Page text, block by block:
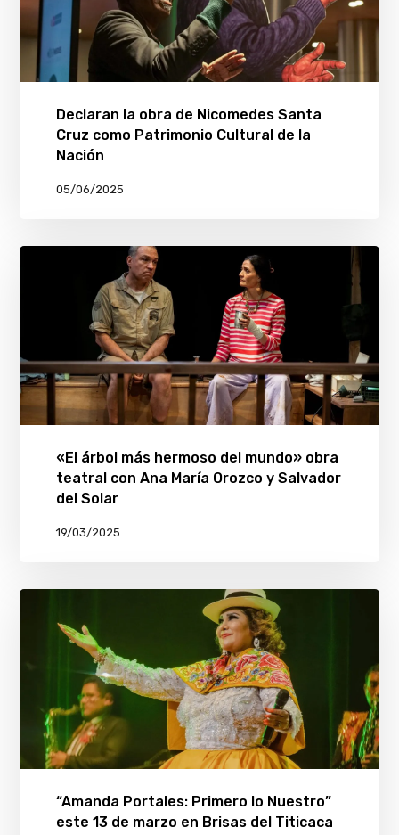
Declaran la obra de Nicomedes Santa
Cruz como Patrimonio Cultural de la
Nación
05/06/2025
«El árbol más hermoso del mundo» obra
teatral con Ana María Orozco y Salvador
del Solar
19/03/2025
“Amanda Portales: Primero lo Nuestro”
este 13 de marzo en Brisas del Titicaca